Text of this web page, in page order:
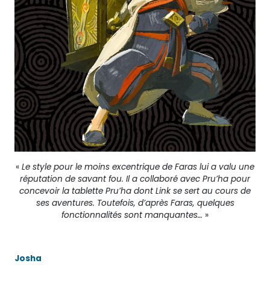
« Le style pour le moins excentrique de Faras lui a valu une
réputation de savant fou. Il a collaboré avec Pru’ha pour
concevoir la tablette Pru’ha dont Link se sert au cours de
ses aventures. Toutefois, d’après Faras, quelques
fonctionnalités sont manquantes… »
Josha